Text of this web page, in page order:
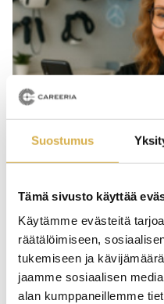
Suostumus
Tämä sivusto käyttää
Käytämme evästeitä
räätälöimiseen,
tukemiseen ja
jaamme sosiaalisen
alan kumppaneillemme
Matkani digiopeksi:
riittänyt
Artikkelien